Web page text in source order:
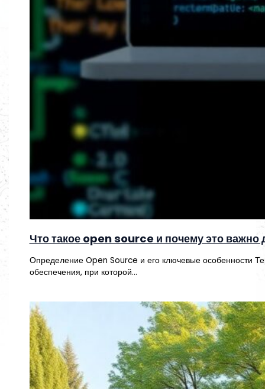
Что такое open source и почему это
Определение Open Source и его ключевые особенности
обеспечения, при которой…